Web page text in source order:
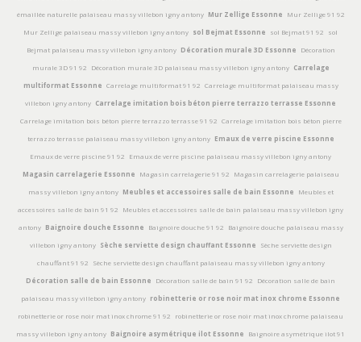
émaillée naturelle palaiseau massy villebon igny antony Mur Zellige Essonne
Mur Zellige 91 92
Mur Zellige palaiseau massy villebon igny antony sol Bejmat Essonne sol Bejmat 91 92
sol
Bejmat palaiseau massy villebon igny antony Décoration murale 3D Essonne
Décoration
murale 3D 91 92
Décoration murale 3D palaiseau massy villebon igny antony Carrelage
multiformat Essonne Carrelage multiformat 91 92 Carrelage multiformat palaiseau massy
villebon igny antony Carrelage imitation bois béton pierre terrazzo terrasse Essonne
Carrelage imitation bois béton pierre terrazzo terrasse 91 92 Carrelage imitation bois béton pierre
terrazzo terrasse palaiseau massy villebon igny antony Emaux de verre piscine Essonne
Emaux de verre piscine 91 92
Emaux de verre piscine palaiseau massy villebon igny antony
Magasin carrelagerie Essonne
Magasin carrelagerie 91 92
Magasin carrelagerie palaiseau
massy villebon igny antony Meubles et accessoires salle de bain Essonne
Meubles et
accessoires salle de bain 91 92
Meubles et accessoires salle de bain palaiseau massy villebon igny
antony Baignoire douche Essonne Baignoire douche 91 92
Baignoire douche palaiseau massy
villebon igny antony Sèche serviette design chauffant Essonne
Sèche serviette design
chauffant 91 92
Sèche serviette design chauffant palaiseau massy villebon igny antony
Décoration salle de bain Essonne
Décoration salle de bain 91 92
Décoration salle de bain
palaiseau massy villebon igny antony robinetterie or rose noir mat inox chrome Essonne
robinetterie or rose noir mat inox chrome 91 92
robinetterie or rose noir mat inox chrome palaiseau
massy villebon igny antony Baignoire asymétrique ilot Essonne
Baignoire asymétrique ilot 91